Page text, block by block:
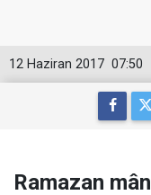
07:50
12 Haziran 2017
Ramazan